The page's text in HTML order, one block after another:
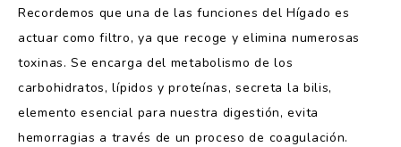
Recordemos que una de las funciones del Hígado es
actuar como filtro, ya que recoge y elimina numerosas
toxinas. Se encarga del metabolismo de los
carbohidratos, lípidos y proteínas, secreta la bilis,
elemento esencial para nuestra digestión, evita
hemorragias a través de un proceso de coagulación.